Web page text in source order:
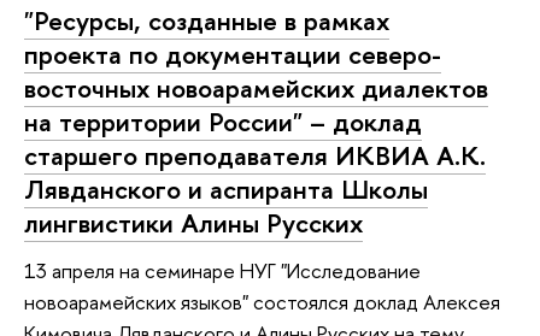
"Ресурсы, созданные в рамках
проекта по документации северо-
восточных новоарамейских диалектов
на территории России" – доклад
старшего преподавателя ИКВИА А.К.
Лявданского и аспиранта Школы
лингвистики Алины Русских
13 апреля на семинаре НУГ "Исследование
новоарамейских языков" состоялся доклад Алексея